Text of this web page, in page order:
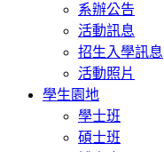
系辦公告
活動訊息
招生入學訊息
活動照片
學生園地
學士班
碩士班